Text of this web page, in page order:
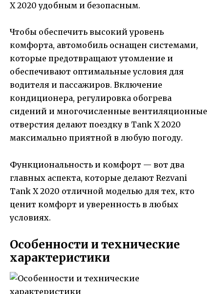
X 2020 удобным и безопасным.
Чтобы обеспечить высокий уровень
комфорта, автомобиль оснащен системами,
которые предотвращают утомление и
обеспечивают оптимальные условия для
водителя и пассажиров. Включение
кондиционера, регулировка обогрева
сидений и многочисленные вентиляционные
отверстия делают поездку в Tank X 2020
максимально приятной в любую погоду.
Функциональность и комфорт — вот два
главных аспекта, которые делают Rezvani
Tank X 2020 отличной моделью для тех, кто
ценит комфорт и уверенность в любых
условиях.
Особенности и технические
характеристики